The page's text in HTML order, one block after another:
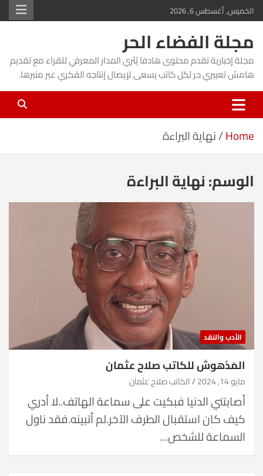
Skip
to
content
الخميس, أغسطس 6, 2026
مجلة الفضاء الحر
مجلة إخبارية تقدم محتوى هادفا يُثري المدار المعرفي للقراء مع تقديم
هامش تعبيري حر لكل كاتب يسعى لإيصال إنتاجه الفكري عبر منبرها.
Home نهاية البراءة
الوسم:نهاية البراءة
الأدب والنقد
المَدْهوش للكاتب صلاح عثمان
مايو 14, 2024 الكاتب صلاح عثمان
أصابتني الدنيا فبكيت على سماعة الهاتف..لا أدري
كيف كان استقبال الطرف الآخر.لم أتبينه.فقد ناول
السماعة للشخص…